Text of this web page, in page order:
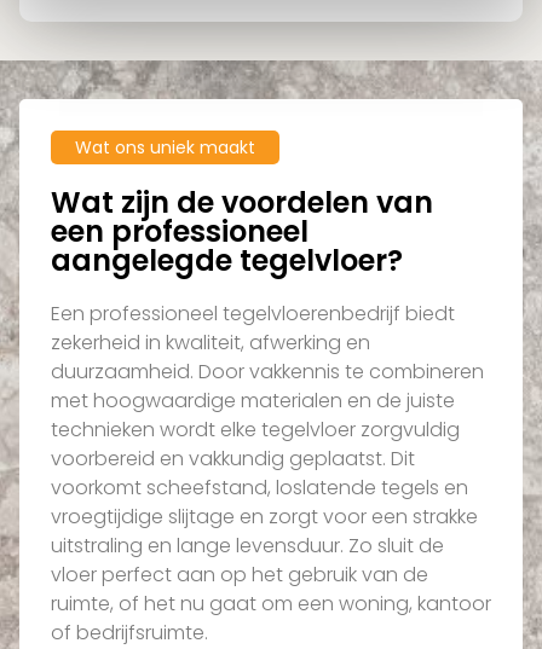
Wat ons uniek maakt
Wat zijn de voordelen van
een professioneel
aangelegde tegelvloer?
Een professioneel tegelvloerenbedrijf biedt
zekerheid in kwaliteit, afwerking en
duurzaamheid. Door vakkennis te combineren
met hoogwaardige materialen en de juiste
technieken wordt elke tegelvloer zorgvuldig
voorbereid en vakkundig geplaatst. Dit
voorkomt scheefstand, loslatende tegels en
vroegtijdige slijtage en zorgt voor een strakke
uitstraling en lange levensduur. Zo sluit de
vloer perfect aan op het gebruik van de
ruimte, of het nu gaat om een woning, kantoor
of bedrijfsruimte.